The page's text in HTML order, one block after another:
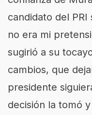
candidato del
no era mi
sugirió a su
cambios, que
presidente
decisión la tomó